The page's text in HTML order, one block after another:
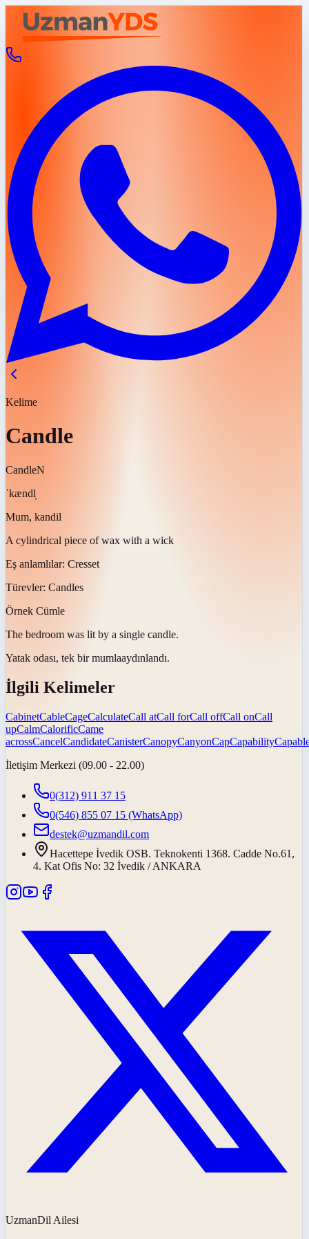
Kelime
Candle
CandleN
ˈkændl̩
Mum, kandil
A cylindrical piece of wax with a wick
Eş anlamlılar: Cresset
Türevler: Candles
Örnek Cümle
The bedroom was lit by a single candle.
Yatak odası, tek bir mumlaaydınlandı.
İlgili Kelimeler
CabinetCableCageCalculateCall atCall forCall offCall onCall
upCalmCalorificCame
acrossCancelCandidateCanisterCanopyCanyonCapCapability
İletişim Merkezi (09.00 - 22.00)
0(312) 911 37 15
0(546) 855 07 15 (WhatsApp)
destek@uzmandil.com
Hacettepe İvedik OSB. Teknokenti 1368. Cadde No.61,
4. Kat Ofis No: 32 İvedik / ANKARA
UzmanDil Ailesi